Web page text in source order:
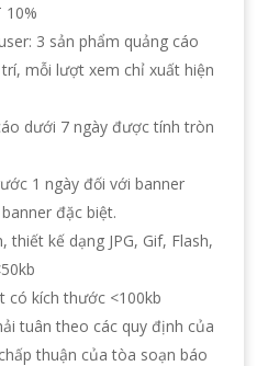
10%
3 sản phẩm quảng cáo
mỗi lượt xem chỉ xuất hiện
dưới 7 ngày được tính tròn
1 ngày đối với banner
đặc biệt.
thiết kế dạng JPG, Gif, Flash,
có kích thước <100kb
tuân theo các quy định của
thuận của tòa soạn báo